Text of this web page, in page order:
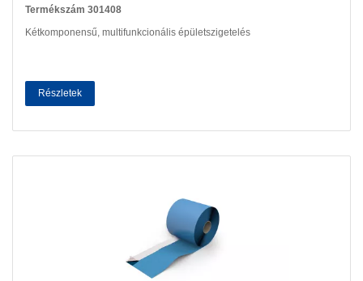
Termékszám 301408
Kétkomponensű, multifunkcionális épületszigetelés
Részletek